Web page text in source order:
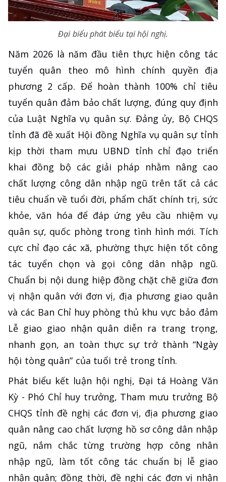
Đại biểu phát biểu tại hội nghị.
Năm 2026 là năm đầu tiên thực hiện công tác
tuyển quân theo mô hình chính quyền địa
phương 2 cấp. Để hoàn thành 100% chỉ tiêu
tuyển quân đảm bảo chất lượng, đúng quy định
của Luật Nghĩa vụ quân sự. Đảng ủy, Bộ CHQS
tỉnh đã đề xuất Hội đồng Nghĩa vụ quân sự tỉnh
kịp thời tham mưu UBND tỉnh chỉ đạo triển
khai đồng bộ các giải pháp nhằm nâng cao
chất lượng công dân nhập ngũ trên tất cả các
tiêu chuẩn về tuổi đời, phẩm chất chính trị, sức
khỏe, văn hóa để đáp ứng yêu cầu nhiệm vụ
quân sự, quốc phòng trong tình hình mới. Tích
cực chỉ đạo các xã, phường thực hiện tốt công
tác tuyển chọn và gọi công dân nhập ngũ.
Chuẩn bị nội dung hiệp đồng chặt chẽ giữa đơn
vị nhận quân với đơn vị, địa phương giao quân
và các Ban Chỉ huy phòng thủ khu vực bảo đảm
Lễ giao giao nhận quân diễn ra trang trọng,
nhanh gọn, an toàn thực sự trở thành “Ngày
hội tòng quân” của tuổi trẻ trong tỉnh.
Phát biểu kết luận hội nghị, Đại tá Hoàng Văn
Kỳ - Phó Chỉ huy trưởng, Tham mưu trưởng Bộ
CHQS tỉnh đề nghị các đơn vị, địa phương giao
quân nâng cao chất lượng hồ sơ công dân nhập
ngũ, nắm chắc từng trường hợp công nhân
nhập ngũ, làm tốt công tác chuẩn bị lễ giao
nhận quân; đồng thời, đề nghị các đơn vị nhận